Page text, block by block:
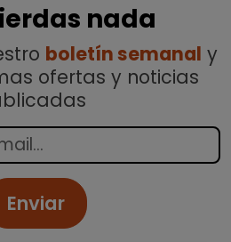
nada
boletín semanal y
ofertas y noticias
Enviar